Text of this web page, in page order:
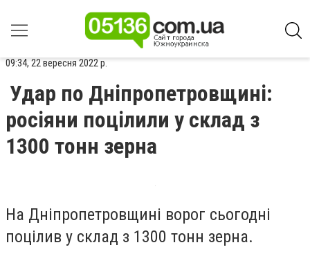
09:34, 22 вересня 2022 р.
Удар по Дніпропетровщині:
росіяни поцілили у склад з
1300 тонн зерна
На Дніпропетровщині ворог сьогодні
поцілив у склад з 1300 тонн зерна.